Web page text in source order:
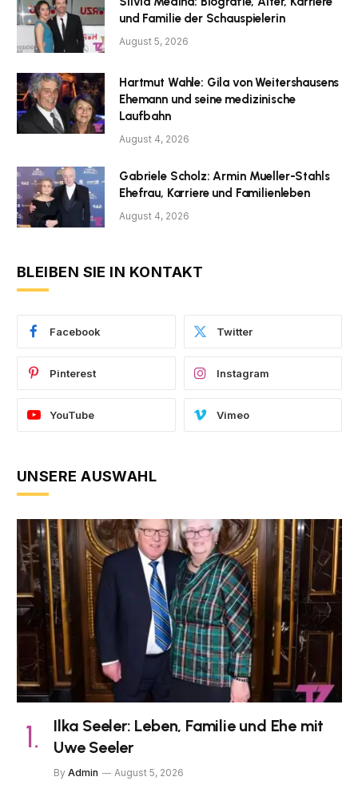
und Familie der Schauspielerin
August 5, 2026
Hartmut Wahle: Gila von Weitershausens
Ehemann und seine medizinische
Laufbahn
August 4, 2026
Gabriele Scholz: Armin Mueller-Stahls
Ehefrau, Karriere und Familienleben
August 4, 2026
BLEIBEN SIE IN KONTAKT
Facebook Twitter
Pinterest Instagram
YouTube Vimeo
UNSERE AUSWAHL
Ilka Seeler: Leben, Familie und Ehe mit
Uwe Seeler
By Admin August 5, 2026